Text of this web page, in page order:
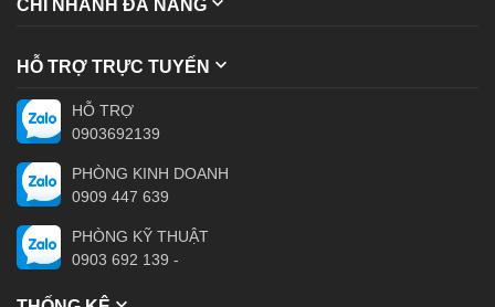
HỖ TRỢ TRỰC TUYẾN
HỖ TRỢ
0903692139
PHÒNG KINH DOANH
0909 447 639
PHÒNG KỸ THUẬT
0903 692 139 -